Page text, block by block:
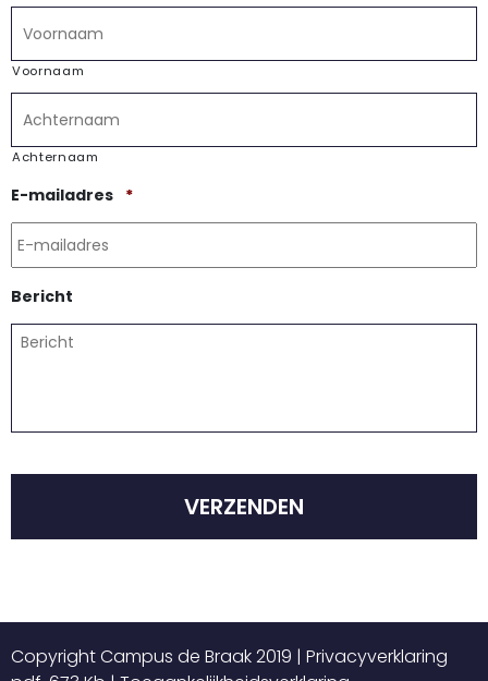
Voornaam
Achternaam
E-mailadres *Vereist
Bericht
Copyright Campus de Braak 2019 | Privacyverklaring